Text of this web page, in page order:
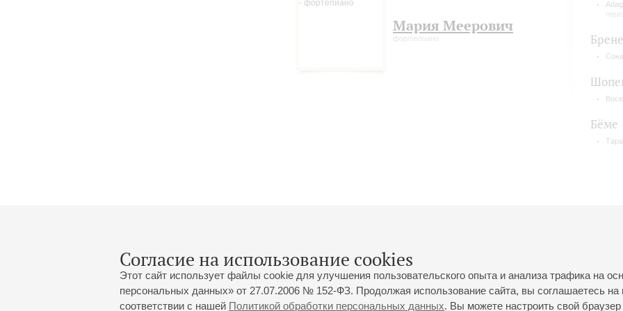
Согласие на использование cookies
Этот сайт использует файлы cookie для улучшения пользовательского опыта и анализа трафика на
персональных данных» от 27.07.2006 № 152-ФЗ. Продолжая использование сайта, вы соглашаетесь
соответствии с нашей Политикой обработки персональных данных. Вы можете настроить свой
Мария Меерович
фортепиано
Бёме